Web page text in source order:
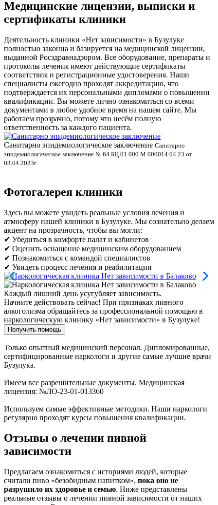
Медицинские лицензии, выписки и
сертификаты клиники
Деятельность клиники «Нет зависимости» в Бузулуке
полностью законна и базируется на медицинской лицензии,
выданной Росздравнадзором. Все оборудование, препараты и
протоколы лечения имеют действующие сертификаты
соответствия и регистрационные удостоверения. Наши
специалисты ежегодно проходят аккредитацию, что
подтверждается их персональными дипломами о повышении
квалификации. Вы можете лично ознакомиться со всеми
документами в любое удобное время на нашем сайте. Мы
работаем прозрачно, потому что несём полную
ответственность за каждого пациента.
Санитарно эпидемиологическое заключение Санитарно
эпидемиологическое заключение № 64 БЦ 01 000 М 000014 04 23 от
03.04.2023г.
Фотогалерея клиники
Здесь вы можете увидеть реальные условия лечения и
атмосферу нашей клиники в Бузулуке. Мы сознательно делаем
акцент на прозрачность, чтобы вы могли:
✔ Убедиться в комфорте палат и кабинетов
✔ Оценить оснащение медицинским оборудованием
✔ Познакомиться с командой специалистов
✔ Увидеть процесс лечения и реабилитации
Каждый лишний день усугубляет зависимость.
Начните действовать сейчас! При признаках пивного
алкоголизма обращайтесь за профессиональной помощью в
наркологическую клинику «Нет зависимости» в Бузулуке!
Получить помощь
Только опытный медицинский персонал. Дипломированные,
сертифицированные наркологи и другие самые лучшие врачи
Бузулука.
Имеем все разрешительные документы. Медицинская
лицензия: №ЛО-23-01-013360
Используем самые эффективные методики. Наши наркологи
регулярно проходят курсы повышения квалификации.
Отзывы о лечении пивной
зависимости
Предлагаем ознакомиться с историями людей, которые
считали пиво «безобидным напитком», пока оно не
разрушило их здоровье и семью. Ниже представлены
реальные отзывы о лечении пивной зависимости от наших